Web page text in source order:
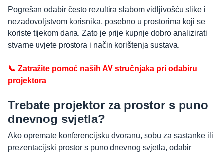
Pogrešan odabir često rezultira slabom vidljivošću slike i
nezadovoljstvom korisnika, posebno u prostorima koji se
koriste tijekom dana. Zato je prije kupnje dobro analizirati
stvarne uvjete prostora i način korištenja sustava.
📞 Zatražite pomoć naših AV stručnjaka pri odabiru
projektora
Trebate projektor za prostor s puno
dnevnog svjetla?
Ako opremate konferencijsku dvoranu, sobu za sastanke ili
prezentacijski prostor s puno dnevnog svjetla, odabir